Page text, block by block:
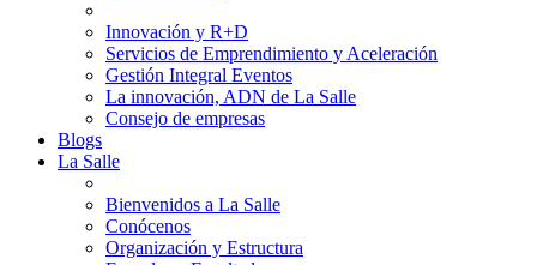
Innovación y R+D
Servicios de Emprendimiento y Aceleración
Gestión Integral Eventos
La innovación, ADN de La Salle
Consejo de empresas
Blogs
La Salle
Bienvenidos a La Salle
Conócenos
Organización y Estructura